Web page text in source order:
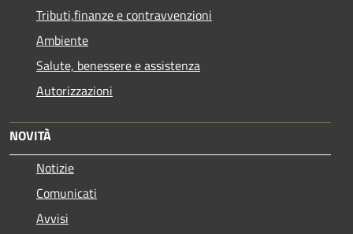
Tributi,finanze e contravvenzioni
Ambiente
Salute, benessere e assistenza
Autorizzazioni
NOVITÀ
Notizie
Comunicati
Avvisi